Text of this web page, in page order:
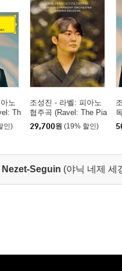
노
Th
인)
조성진 - 라벨: 피아노
협주곡 (Ravel: The Pia
no Concertos) [카세트
테이프]
29,700원 (19% 할인)
e
Seguin (야닉 네제 세